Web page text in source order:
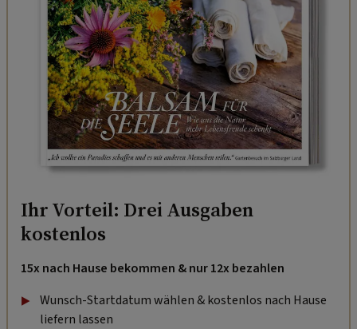
Ihr Vorteil: Drei Ausgaben
kostenlos
15x nach Hause bekommen & nur 12x bezahlen
Wunsch-Startdatum wählen & kostenlos nach Hause
liefern lassen